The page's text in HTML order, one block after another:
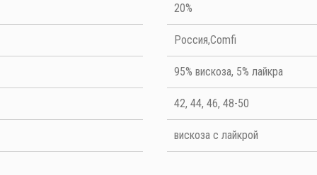
20%
Россия,Comfi
95% вискоза, 5% лайкра
42, 44, 46, 48-50
вискоза с лайкрой